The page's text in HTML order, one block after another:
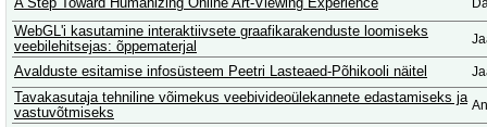
A Step Toward Humanizing Online Art-Viewing Experience
WebGL'i kasutamine interaktiivsete graafikarakenduste loomiseks
veebilehitsejas: õppematerjal
Avalduste esitamise infosüsteem Peetri Lasteaed-Põhikooli näitel
Tavakasutaja tehniline võimekus veebivideoülekannete edastamiseks ja
vastuvõtmiseks